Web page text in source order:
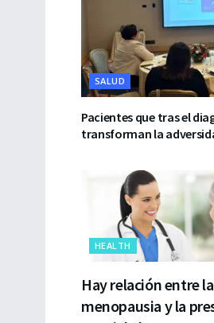
SALUD
Pacientes que tras el
transforman la
HEALTH
Hay relación entre la
menopausia y la